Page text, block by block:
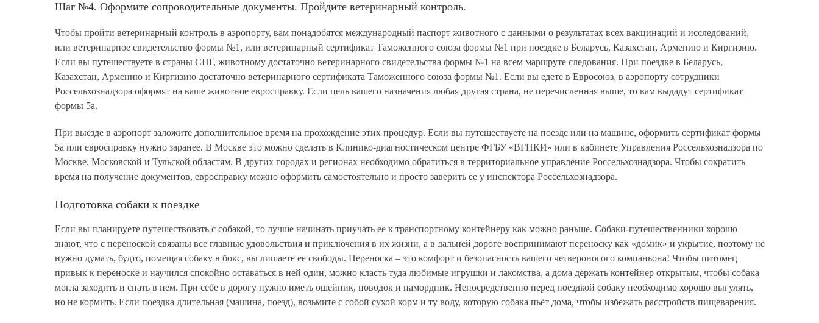
Шаг №4. Оформите сопроводительные документы. Пройдите ветеринарный контроль.
Чтобы пройти ветеринарный контроль в аэропорту, вам понадобятся международный паспорт животного с данными о результатах всех вакцинаций и исследований,
или ветеринарное свидетельство формы №1, или ветеринарный сертификат Таможенного союза формы №1 при поездке в Беларусь, Казахстан, Армению и Киргизию.
Если вы путешествуете в страны СНГ, животному достаточно ветеринарного свидетельства формы №1 на всем маршруте следования. При поездке в Беларусь,
Казахстан, Армению и Киргизию достаточно ветеринарного сертификата Таможенного союза формы №1. Если вы едете в Евросоюз, в аэропорту сотрудники
Россельхознадзора оформят на ваше животное евросправку. Если цель вашего назначения любая другая страна, не перечисленная выше, то вам выдадут сертификат
формы 5а.
При выезде в аэропорт заложите дополнительное время на прохождение этих процедур. Если вы путешествуете на поезде или на машине, оформить сертификат формы
5а или евросправку нужно заранее. В Москве это можно сделать в Клинико-диагностическом центре ФГБУ «ВГНКИ» или в кабинете Управления Россельхознадзора по
Москве, Московской и Тульской областям. В других городах и регионах необходимо обратиться в территориальное управление Россельхознадзора. Чтобы сократить
время на получение документов, евросправку можно оформить самостоятельно и просто заверить ее у инспектора Россельхознадзора.
Подготовка собаки к поездке
Если вы планируете путешествовать с собакой, то лучше начинать приучать ее к транспортному контейнеру как можно раньше. Собаки-путешественники хорошо
знают, что с переноской связаны все главные удовольствия и приключения в их жизни, а в дальней дороге воспринимают переноску как «домик» и укрытие, поэтому не
нужно думать, будто, помещая собаку в бокс, вы лишаете ее свободы. Переноска – это комфорт и безопасность вашего четвероногого компаньона! Чтобы питомец
привык к переноске и научился спокойно оставаться в ней один, можно класть туда любимые игрушки и лакомства, а дома держать контейнер открытым, чтобы собака
могла заходить и спать в нем. При себе в дорогу нужно иметь ошейник, поводок и намордник. Непосредственно перед поездкой собаку необходимо хорошо выгулять,
но не кормить. Если поездка длительная (машина, поезд), возьмите с собой сухой корм и ту воду, которую собака пьёт дома, чтобы избежать расстройств пищеварения.